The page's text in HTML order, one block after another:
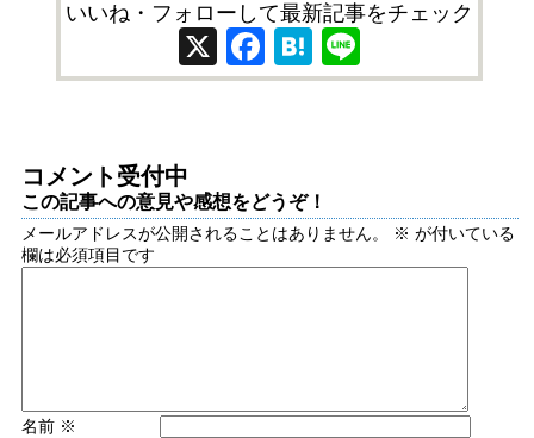
いいね・フォローして最新記事をチェック
X Facebook
Hatena
コメント受付中
この記事への意見や感想をどうぞ！
メールアドレスが公開されることはありません。 ※ が付いている
欄は必須項目です
名前 ※